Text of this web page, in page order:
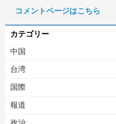
イオン爆発「車で来てるから戻るしかない
コメントページはこちら
カテゴリー
中国
台湾
国際
報道